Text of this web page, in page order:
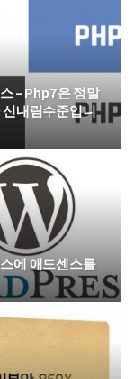
– Php7은 정말
내림수준입니
에 애드센스를